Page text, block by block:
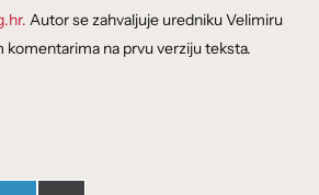
Autor se zahvaljuje uredniku Velimiru
komentarima na prvu verziju teksta.